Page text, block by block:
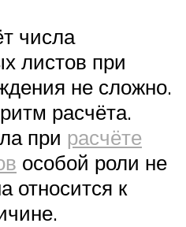
числа
листов при
не сложно.
расчёта.
при расчёте
особой роли не
относится к